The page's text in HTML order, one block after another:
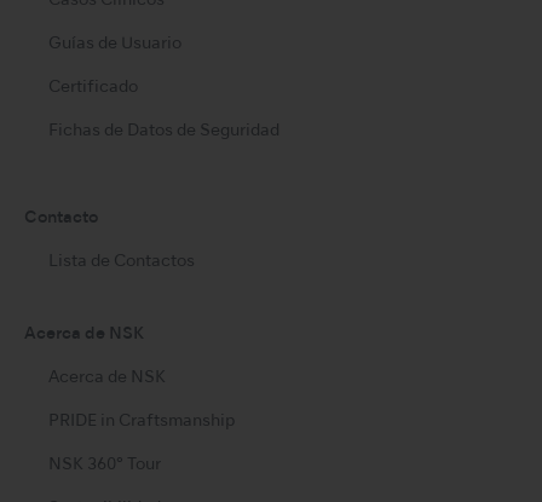
Guías de Usuario
Certificado
Fichas de Datos de Seguridad
Contacto
Lista de Contactos
Acerca de NSK
Acerca de NSK
PRIDE in Craftsmanship
NSK 360° Tour